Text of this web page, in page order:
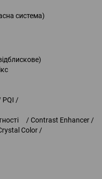
система)
PQI /
/ Contrast Enhancer /
Color /